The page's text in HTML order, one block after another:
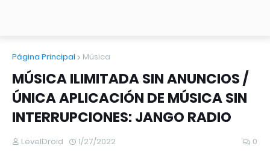
Página Principal Música
MÚSICA ILIMITADA SIN ANUNCIOS /
ÚNICA APLICACIÓN DE MÚSICA SIN
INTERRUPCIONES: JANGO RADIO
LevelDroid 1/27/2022 0